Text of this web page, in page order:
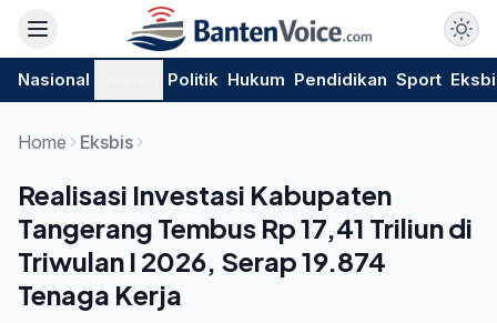
Nasional Politik Hukum Pendidikan Sport
Home Eksbis
Realisasi Investasi Kabupaten
Tangerang Tembus Rp 17,41 Triliun di
Triwulan I 2026, Serap 19.874
Tenaga Kerja